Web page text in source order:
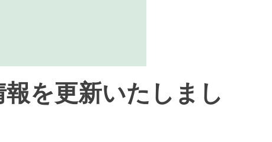
を更新いたしまし